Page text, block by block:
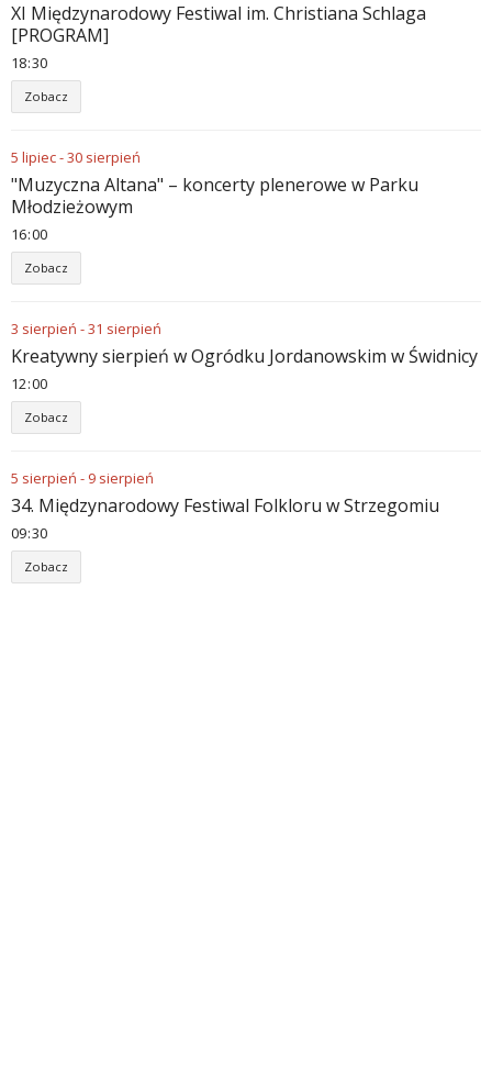
XI Międzynarodowy Festiwal im. Christiana Schlaga
[PROGRAM]
18 30
Zobacz
5 lipiec-30 sierpień
"Muzyczna Altana" – koncerty plenerowe w Parku
Młodzieżowym
16 00
Zobacz
3 sierpień -31 sierpień
Kreatywny sierpień w Ogródku Jordanowskim w Świdnicy
12 00
Zobacz
5 sierpień - 9 sierpień
34. Międzynarodowy Festiwal Folkloru w Strzegomiu
09 30
Zobacz